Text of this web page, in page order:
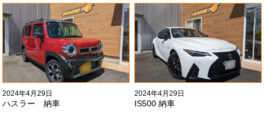
させて頂きました！！弊社で、短
期間に何台もご注文ありがどうご
ざいます！！これからもよろしく
お願いします
#x1f647;#x200d;#x2640;#xfe0f;
よろしくお願いします
#x1f647;#x200d;#x2640;#xfe0f;
2024年4月29日
ハスラー 納車
2024年4月29日
IS500 納車